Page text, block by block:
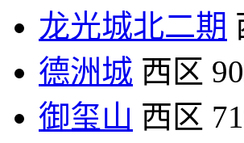
龙光城北二期
德洲城 西区
御玺山 西区